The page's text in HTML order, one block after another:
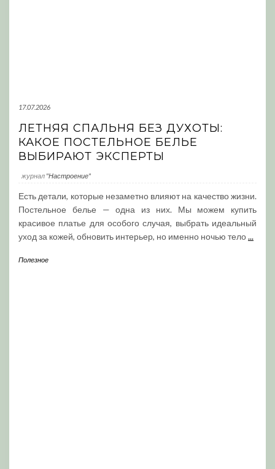
17.07.2026
ЛЕТНЯЯ СПАЛЬНЯ БЕЗ ДУХОТЫ:
КАКОЕ ПОСТЕЛЬНОЕ БЕЛЬЕ
ВЫБИРАЮТ ЭКСПЕРТЫ
журнал "Настроение"
Есть детали, которые незаметно влияют на качество жизни.
Постельное белье — одна из них. Мы можем купить
красивое платье для особого случая, выбрать идеальный
уход за кожей, обновить интерьер, но именно ночью тело...
Полезное